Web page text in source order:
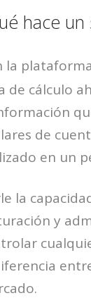
hace
la
de cálculo
de
en un
la
y